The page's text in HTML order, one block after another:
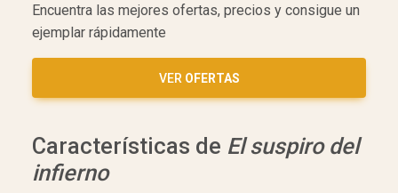
Encuentra las mejores ofertas, precios y consigue un
ejemplar rápidamente
VER OFERTAS
Características de El suspiro del
infierno